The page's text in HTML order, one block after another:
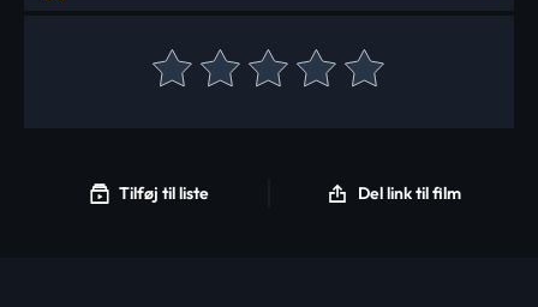
Tilføj til liste Del link til film